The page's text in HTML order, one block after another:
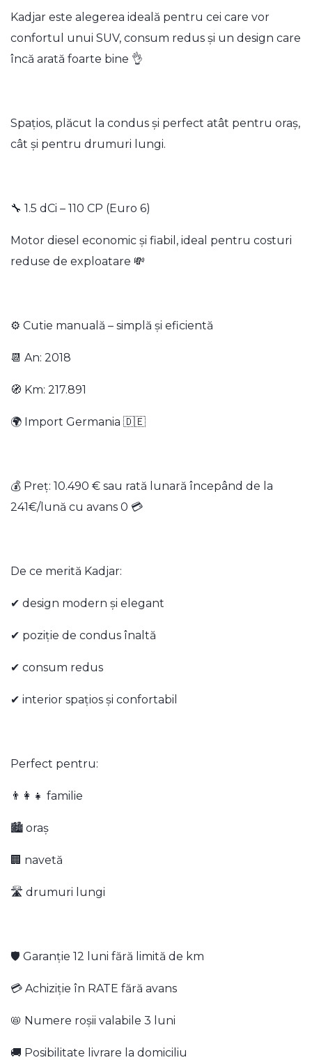
Kadjar este alegerea ideală pentru cei care vor
confortul unui SUV, consum redus și un design care
încă arată foarte bine 👌
Spațios, plăcut la condus și perfect atât pentru oraș,
cât și pentru drumuri lungi.
🔧 1.5 dCi – 110 CP (Euro 6)
Motor diesel economic și fiabil, ideal pentru costuri
reduse de exploatare 💸
⚙️ Cutie manuală – simplă și eficientă
📆 An: 2018
🧭 Km: 217.891
🌍 Import Germania 🇩🇪
💰 Preț: 10.490 € sau rată lunară începând de la
241€/lună cu avans 0 💳
De ce merită Kadjar:
✔ design modern și elegant
✔ poziție de condus înaltă
✔ consum redus
✔ interior spațios și confortabil
Perfect pentru:
👨‍👩‍👧 familie
🏙 oraș
🏢 navetă
🛣 drumuri lungi
🛡️ Garanție 12 luni fără limită de km
💳 Achiziție în RATE fără avans
📛 Numere roșii valabile 3 luni
🚚 Posibilitate livrare la domiciliu